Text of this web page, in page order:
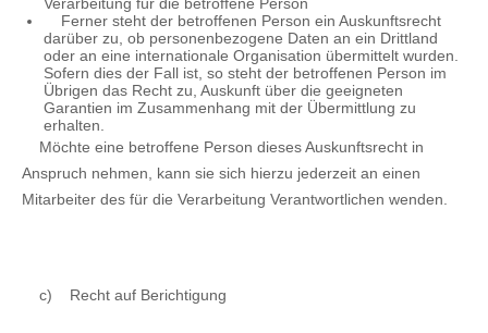
Ferner steht der betroffenen Person ein Auskunftsrecht
darüber zu, ob personenbezogene Daten an ein Drittland
oder an eine internationale Organisation übermittelt wurden.
Sofern dies der Fall ist, so steht der betroffenen Person im
Übrigen das Recht zu, Auskunft über die geeigneten
Garantien im Zusammenhang mit der Übermittlung zu
erhalten.
Möchte eine betroffene Person dieses Auskunftsrecht in
Anspruch nehmen, kann sie sich hierzu jederzeit an einen
Mitarbeiter des für die Verarbeitung Verantwortlichen wenden.
c) Recht auf Berichtigung